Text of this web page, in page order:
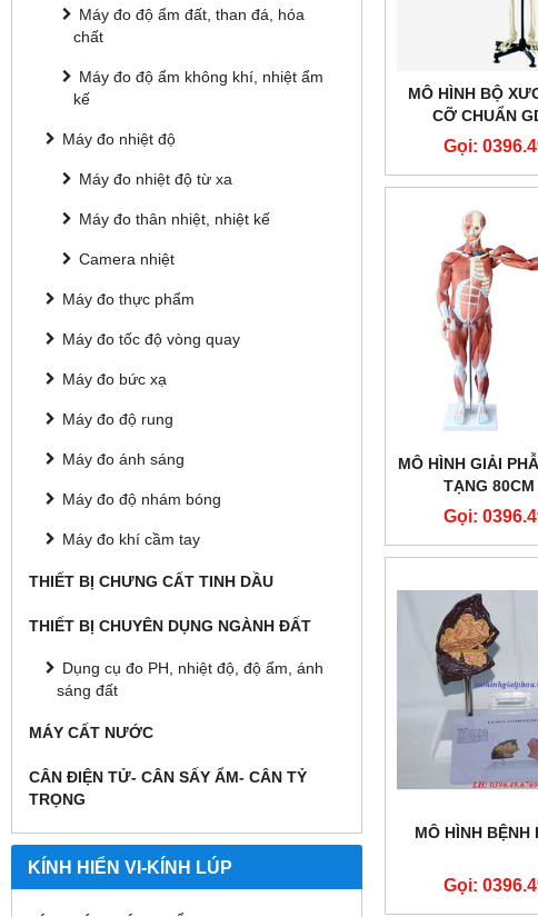
Máy đo độ ẩm đất, than đá, hóa
chất
Máy đo độ ẩm không khí, nhiệt ẩm
kế
Máy đo nhiệt độ
Máy đo nhiệt độ từ xa
Máy đo thân nhiệt, nhiệt kế
Camera nhiệt
Máy đo thực phẩm
Máy đo tốc độ vòng quay
Máy đo bức xạ
Máy đo độ rung
Máy đo ánh sáng
Máy đo độ nhám bóng
Máy đo khí cầm tay
THIẾT BỊ CHƯNG CẤT TINH DẦU
THIẾT BỊ CHUYÊN DỤNG NGÀNH ĐẤT
Dụng cụ đo PH, nhiệt độ, độ ẩm, ánh
sáng đất
MÁY CẤT NƯỚC
CÂN ĐIỆN TỬ- CÂN SẤY ẨM- CÂN TỶ
TRỌNG
KÍNH HIỂN VI-KÍNH LÚP
MÔ HÌNH BỘ
CỠ CHUẨN
Gọi:
MÔ HÌNH GIẢI
TẠNG
Gọi:
MÔ HÌNH BỆNH
Gọi: